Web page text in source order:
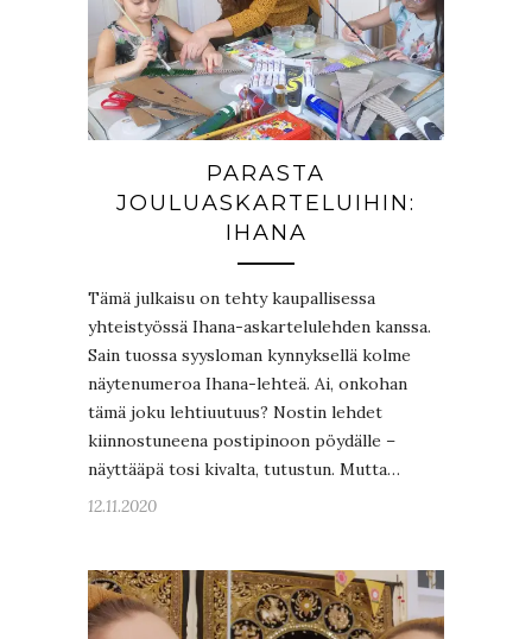
PARASTA
JOULUASKARTELUIHIN:
IHANA
Tämä julkaisu on tehty kaupallisessa
yhteistyössä Ihana-askartelulehden kanssa.
Sain tuossa syysloman kynnyksellä kolme
näytenumeroa Ihana-lehteä. Ai, onkohan
tämä joku lehtiuutuus? Nostin lehdet
kiinnostuneena postipinoon pöydälle –
näyttääpä tosi kivalta, tutustun. Mutta…
12.11.2020